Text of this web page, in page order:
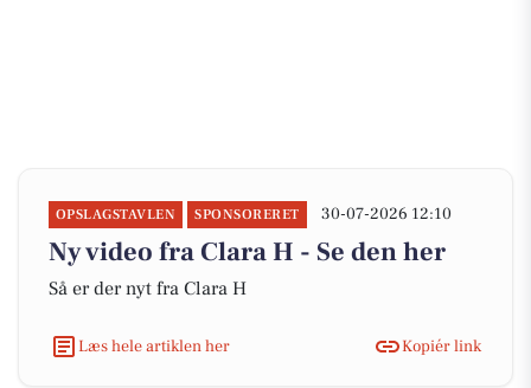
OPSLAGSTAVLEN SPONSORERET 30-07-2026 12:10
Ny video fra Clara H - Se den her
Så er der nyt fra Clara H
Læs hele artiklen her Kopiér link